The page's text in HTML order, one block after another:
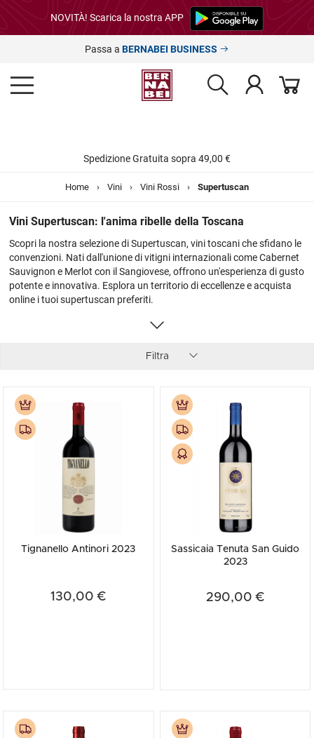
NOVITÀ! Scarica la nostra APP
Passa a BERNABEI BUSINESS
Spedizione Gratuita sopra 49,00 €
Home › Vini › Vini Rossi › Supertuscan
Vini Supertuscan: l'anima ribelle della Toscana
Scopri la nostra selezione di Supertuscan, vini toscani che sfidano le
convenzioni. Nati dall'unione di vitigni internazionali come Cabernet
Sauvignon e Merlot con il Sangiovese, offrono un'esperienza di gusto
potente e innovativa. Esplora un territorio di eccellenze e acquista
online i tuoi supertuscan preferiti.
Filtra
Tignanello Antinori 2023
130,00 €
Sassicaia Tenuta San Guido
2023
290,00 €